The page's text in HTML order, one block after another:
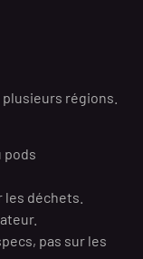
régions.
pods
déchets.
pas sur les